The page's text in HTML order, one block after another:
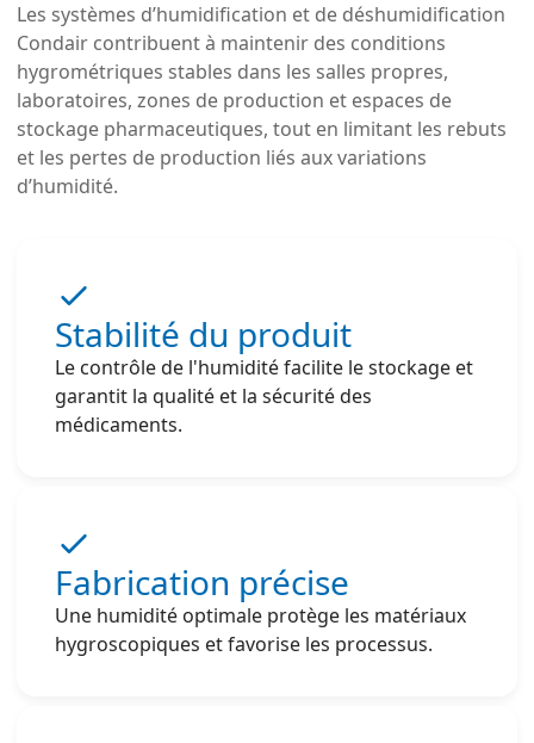
Les systèmes d’humidification et de déshumidification
Condair contribuent à maintenir des conditions
hygrométriques stables dans les salles propres,
laboratoires, zones de production et espaces de
stockage pharmaceutiques, tout en limitant les rebuts
et les pertes de production liés aux variations
d’humidité.
Stabilité du produit
Le contrôle de l'humidité facilite le stockage et
garantit la qualité et la sécurité des
médicaments.
Fabrication précise
Une humidité optimale protège les matériaux
hygroscopiques et favorise les processus.